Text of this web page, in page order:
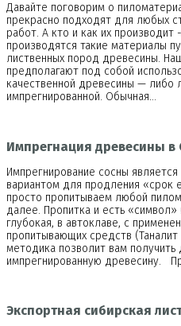
Давайте поговорим о
прекрасно подходят для любых
работ. А кто и как их
производятся такие материалы
лиственных пород древесины.
предполагают под собой
качественной древесины — либо
импрегнированной. Обычная…
Импрегнация древесины в
Импрегнирование сосны
вариантом для продления «срок
просто пропитываем любой
далее. Пропитка и есть
глубокая, в автоклаве, с
пропитывающих средств (Таналит
методика позволит вам получить
импрегнированную древесину.
Экспортная сибирская